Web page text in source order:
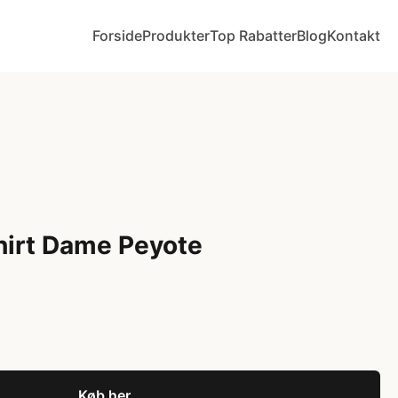
ForsideProdukterTop RabatterBlogKontakt
Dame Peyote